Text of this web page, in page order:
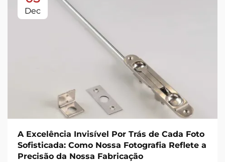
Dec
A Excelência Invisível Por Trás de Cada Foto
Sofisticada: Como Nossa Fotografia Reflete a
Precisão da Nossa Fabricação